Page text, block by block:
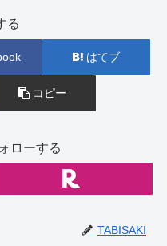
る
はてブ
コピー
ローする
TABISAKI